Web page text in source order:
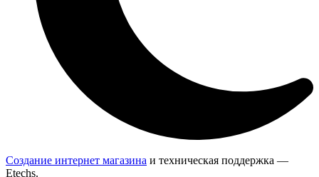
Создание интернет магазина и техническая поддержка —
Etechs.